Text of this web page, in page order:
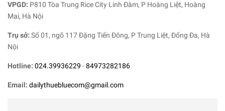
VPGD: P810 Tòa Trung Rice City Linh Đàm, P Hoàng Liệt, Hoàng
Mai, Hà Nội
Trụ sở: Số 01, ngõ 117 Đặng Tiến Đông, P Trung Liệt, Đống Đa, Hà
Nội
Hotline: 024.39936229 -84973282186
Email: dailythuebluecom@gmail.com